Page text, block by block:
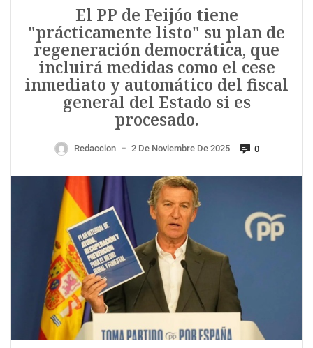
El PP de Feijóo tiene
"prácticamente listo" su plan de
regeneración democrática, que
incluirá medidas como el cese
inmediato y automático del fiscal
general del Estado si es
procesado.
Redaccion — 2 De Noviembre De 2025 0